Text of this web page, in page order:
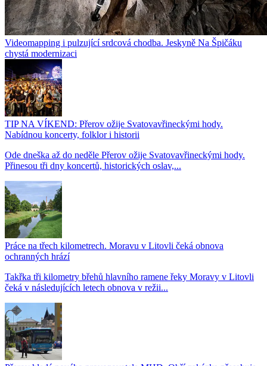
Videomapping i pulzující srdcová chodba. Jeskyně Na Špičáku
chystá modernizaci
TIP NA VÍKEND: Přerov ožije Svatovavřineckými hody.
Nabídnou koncerty, folklor i historii
Ode dneška až do neděle Přerov ožije Svatovavřineckými hody.
Přinesou tři dny koncertů, historických oslav,...
Práce na třech kilometrech. Moravu v Litovli čeká obnova
ochranných hrází
Takřka tři kilometry břehů hlavního ramene řeky Moravy v Litovli
čeká v následujících letech obnova v režii...